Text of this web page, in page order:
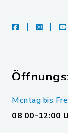
facebook
Montag bis
08:00-12:00